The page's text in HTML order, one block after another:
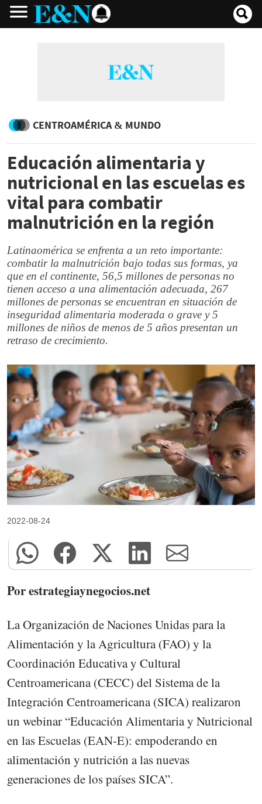
CENTROAMÉRICA & MUNDO
Educación alimentaria y
nutricional en las escuelas es
vital para combatir
malnutrición en la región
Latinaomérica se enfrenta a un reto importante:
combatir la malnutrición bajo todas sus formas, ya
que en el continente, 56,5 millones de personas no
tienen acceso a una alimentación adecuada, 267
millones de personas se encuentran en situación de
inseguridad alimentaria moderada o grave y 5
millones de niños de menos de 5 años presentan un
retraso de crecimiento.
2022-08-24
Por estrategiaynegocios.net
La Organización de Naciones Unidas para la
Alimentación y la Agricultura (FAO) y la
Coordinación Educativa y Cultural
Centroamericana (CECC) del Sistema de la
Integración Centroamericana (SICA) realizaron
un webinar “Educación Alimentaria y Nutricional
en las Escuelas (EAN-E): empoderando en
alimentación y nutrición a las nuevas
generaciones de los países SICA”.